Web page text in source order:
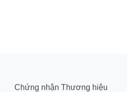
Chứng nhận Thương hiệu